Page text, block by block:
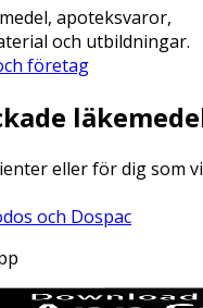
apoteksvaror,
och utbildningar.
företag
eller för dig som
och Dospac